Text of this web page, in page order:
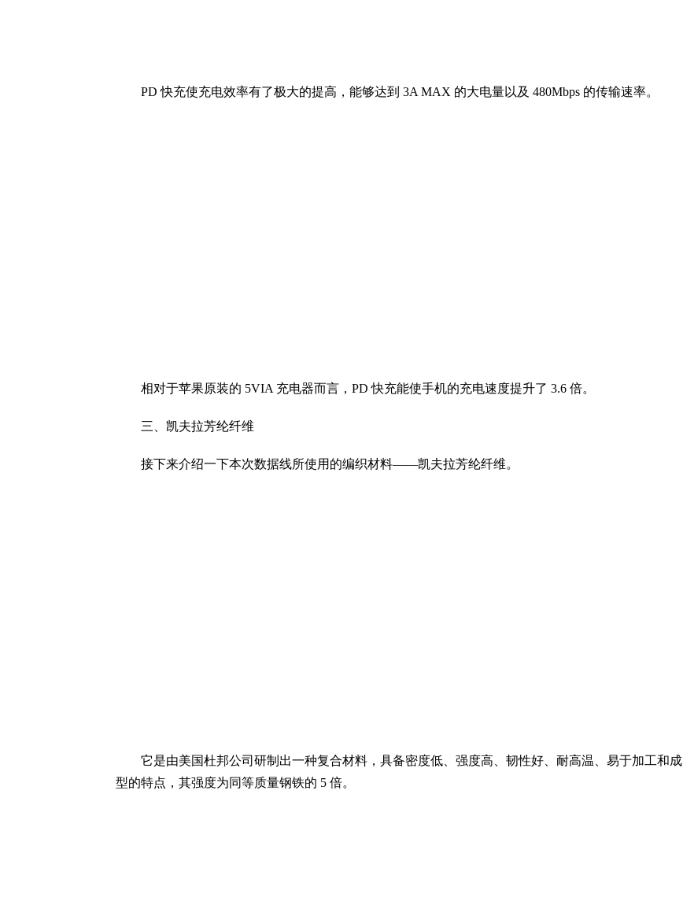
PD 快充使充电效率有了极大的提高，能够达到 3A MAX 的大电量以及 480Mbps 的传输速率。
相对于苹果原装的 5VIA 充电器而言，PD 快充能使手机的充电速度提升了 3.6 倍。
三、凯夫拉芳纶纤维
接下来介绍一下本次数据线所使用的编织材料——凯夫拉芳纶纤维。
它是由美国杜邦公司研制出一种复合材料，具备密度低、强度高、韧性好、耐高温、易于加工和成
型的特点，其强度为同等质量钢铁的 5 倍。